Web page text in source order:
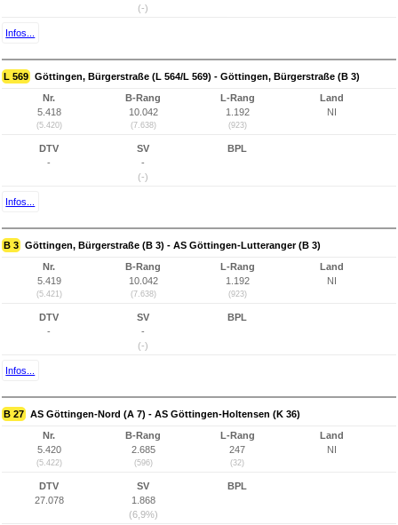
(-)
Infos...
L 569 Göttingen, Bürgerstraße (L 564/L 569) - Göttingen, Bürgerstraße (B 3)
Nr.
5.418
(5.420)
B-Rang
10.042
(7.638)
L-Rang
1.192
(923)
Land
NI
DTV
-
SV
-
(-)
BPL
Infos...
B 3 Göttingen, Bürgerstraße (B 3) - AS Göttingen-Lutteranger (B 3)
Nr.
5.419
(5.421)
B-Rang
10.042
(7.638)
L-Rang
1.192
(923)
Land
NI
DTV
-
SV
-
(-)
BPL
Infos...
B 27 AS Göttingen-Nord (A 7) - AS Göttingen-Holtensen (K 36)
Nr.
5.420
(5.422)
B-Rang
2.685
(596)
L-Rang
247
(32)
Land
NI
DTV
27.078
SV
1.868
(6,9%)
BPL